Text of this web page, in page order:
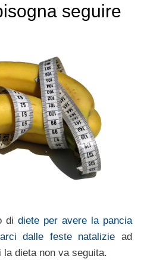
seguire
di diete per avere la pancia
dalle feste natalizie ad
dieta non va seguita.